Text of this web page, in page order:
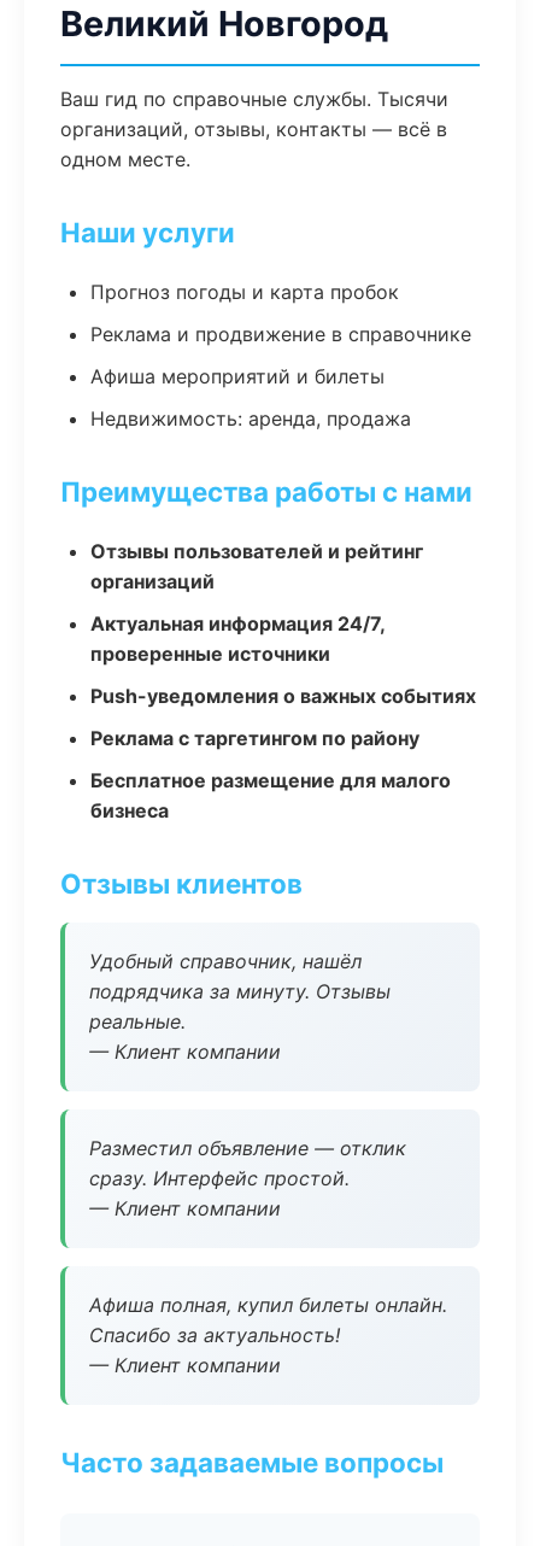
Великий Новгород
Ваш гид по справочные службы. Тысячи
организаций, отзывы, контакты — всё в
одном месте.
Наши услуги
Прогноз погоды и карта пробок
Реклама и продвижение в справочнике
Афиша мероприятий и билеты
Недвижимость: аренда, продажа
Преимущества работы с нами
Отзывы пользователей и рейтинг
организаций
Актуальная информация 24/7,
проверенные источники
Push-уведомления о важных событиях
Реклама с таргетингом по району
Бесплатное размещение для малого
бизнеса
Отзывы клиентов
Удобный справочник, нашёл
подрядчика за минуту. Отзывы
реальные.
— Клиент компании
Разместил объявление — отклик
сразу. Интерфейс простой.
— Клиент компании
Афиша полная, купил билеты онлайн.
Спасибо за актуальность!
— Клиент компании
Часто задаваемые вопросы